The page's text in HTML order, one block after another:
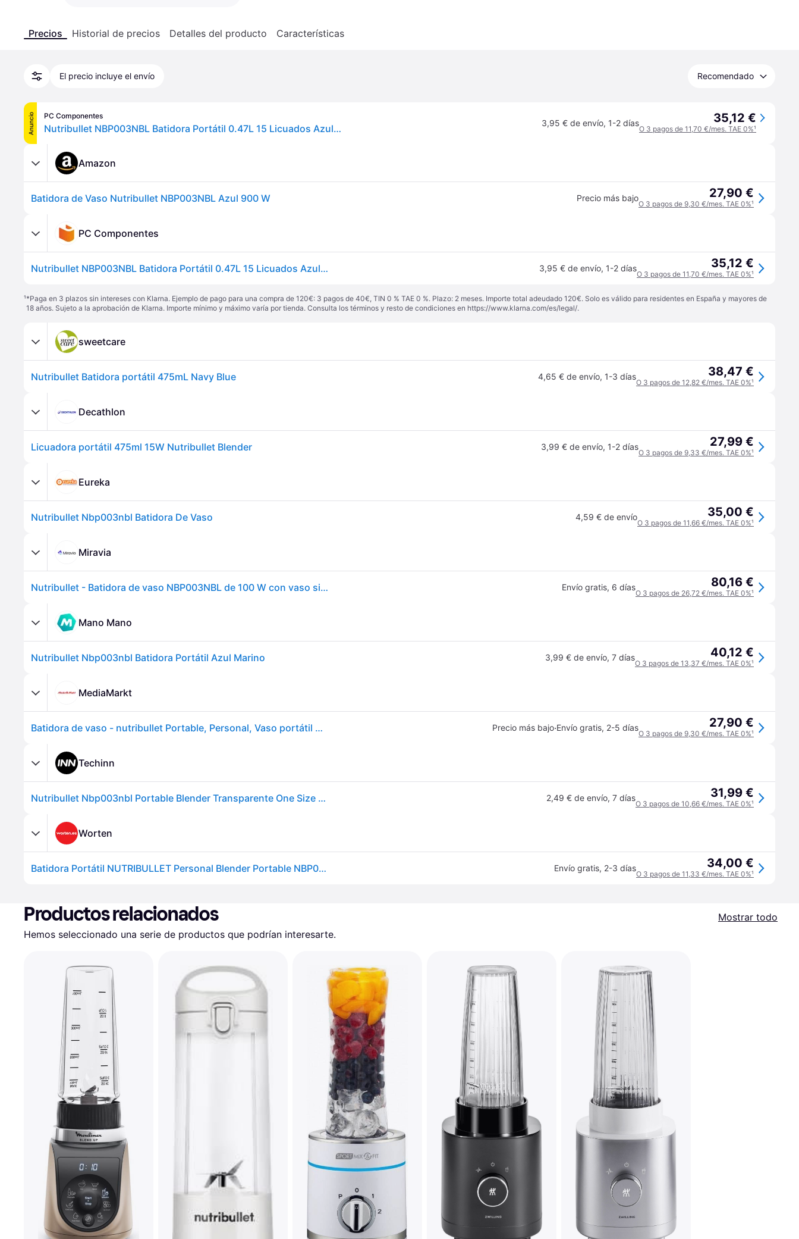
Precios Historial de precios Detalles del producto Características
El precio incluye el envío Recomendado
Anuncio PC Componentes
Nutribullet NBP003NBL Batidora Portátil 0.47L 15 Licuados Azul Oscuro 3,95 € de envío, 1-2 días 35,12 €
O 3 pagos de 11,70 €/mes. TAE 0%¹
Amazon
Batidora de Vaso Nutribullet NBP003NBL Azul 900 W Precio más bajo 27,90 €
O 3 pagos de 9,30 €/mes. TAE 0%¹
PC Componentes
Nutribullet NBP003NBL Batidora Portátil 0.47L 15 Licuados Azul Oscuro 3,95 € de envío, 1-2 días 35,12 €
O 3 pagos de 11,70 €/mes. TAE 0%¹
¹*Paga en 3 plazos sin intereses con Klarna. Ejemplo de pago para una compra de 120€: 3 pagos de 40€, TIN 0 % TAE 0 %. Plazo: 2 meses. Importe total adeudado 120€. Solo es válido para residentes en España y mayores de
18 años. Sujeto a la aprobación de Klarna. Importe mínimo y máximo varía por tienda. Consulta los términos y resto de condiciones en https://www.klarna.com/es/legal/.
sweetcare
Nutribullet Batidora portátil 475mL Navy Blue 4,65 € de envío, 1-3 días 38,47 €
O 3 pagos de 12,82 €/mes. TAE 0%¹
Decathlon
Licuadora portátil 475ml 15W Nutribullet Blender 3,99 € de envío, 1-2 días 27,99 €
O 3 pagos de 9,33 €/mes. TAE 0%¹
Eureka
Nutribullet Nbp003nbl Batidora De Vaso 4,59 € de envío 35,00 €
O 3 pagos de 11,66 €/mes. TAE 0%¹
Miravia
Nutribullet - Batidora de vaso NBP003NBL de 100 W con vaso sin BPA de 475 ml, cuchilla de acero inoxidable y carga USB-C, color azul marina - Blue - Medium Envío gratis, 6 días 80,16 €
O 3 pagos de 26,72 €/mes. TAE 0%¹
Mano Mano
Nutribullet Nbp003nbl Batidora Portátil Azul Marino 3,99 € de envío, 7 días 40,12 €
O 3 pagos de 13,37 €/mes. TAE 0%¹
MediaMarkt
Batidora de vaso - nutribullet Portable, Personal, Vaso portátil 0.475 l, Asa transportable, Carga USB-C, 2000 mAh, 15 ciclos x carga, Azul Precio más bajo·Envío gratis, 2-5 días 27,90 €
O 3 pagos de 9,30 €/mes. TAE 0%¹
Techinn
Nutribullet Nbp003nbl Portable Blender Transparente One Size / EU Plug 220V 2,49 € de envío, 7 días 31,99 €
O 3 pagos de 10,66 €/mes. TAE 0%¹
Worten
Batidora Portátil NUTRIBULLET Personal Blender Portable NBP003NBL (0,475 L - Azul) Envío gratis, 2-3 días 34,00 €
O 3 pagos de 11,33 €/mes. TAE 0%¹
Productos relacionados
Mostrar todo
Hemos seleccionado una serie de productos que podrían interesarte.